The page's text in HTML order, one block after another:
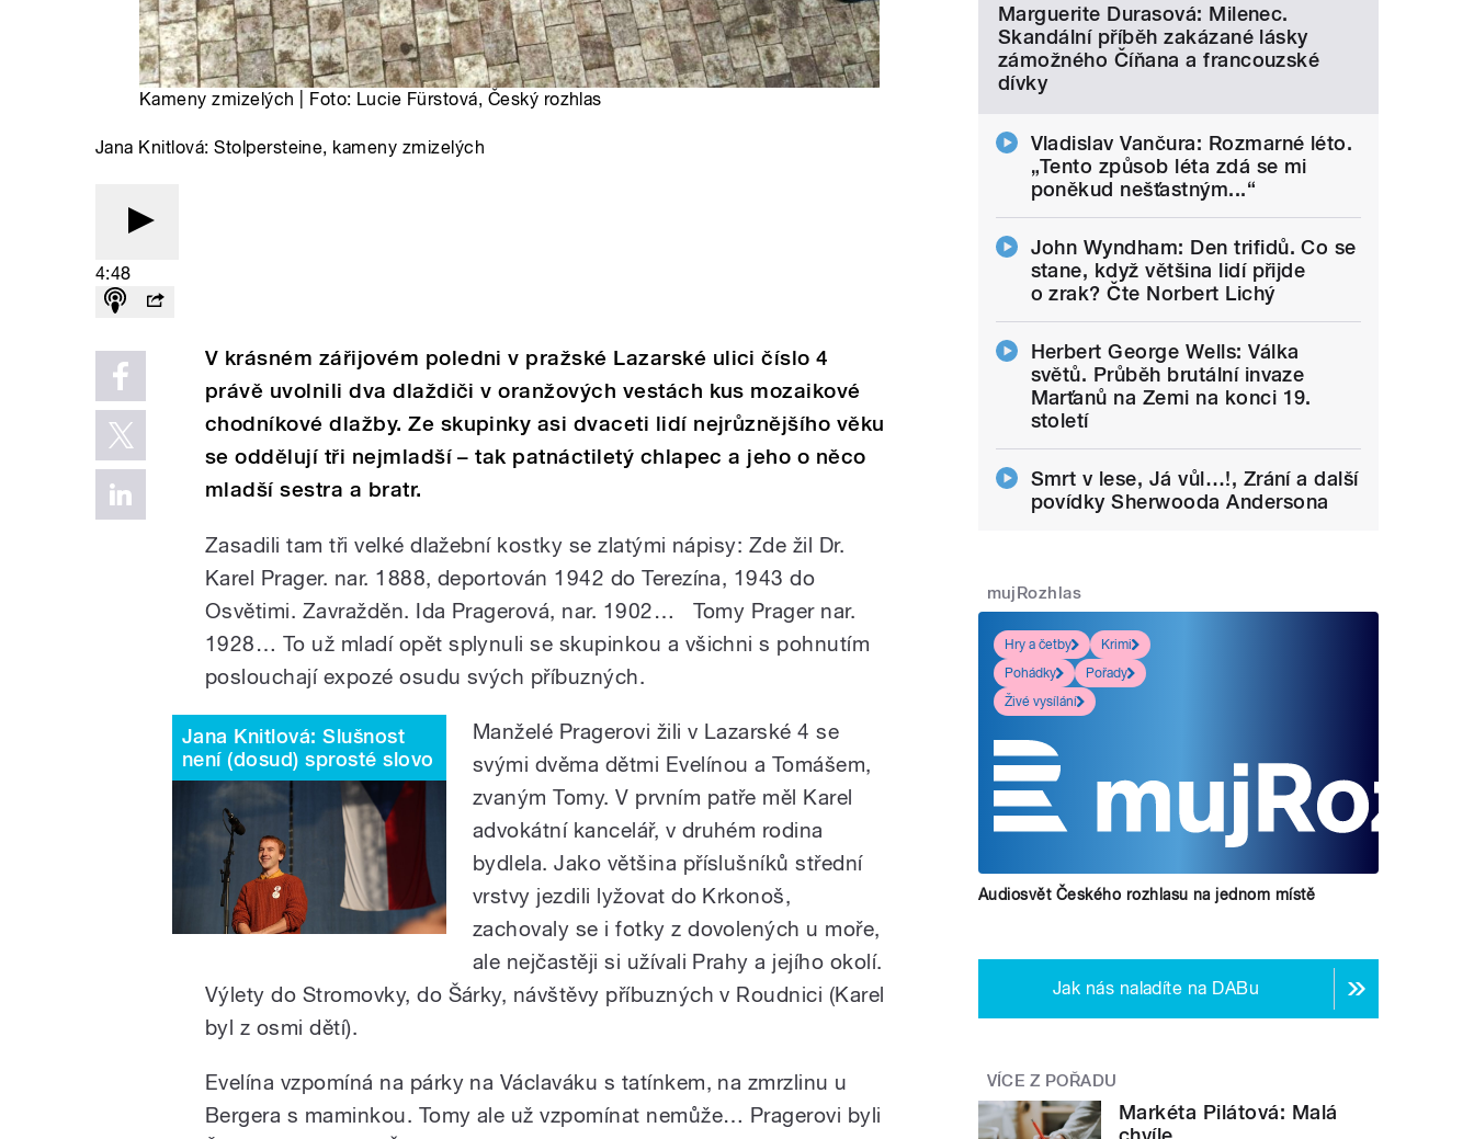
Kameny zmizelých | Foto: Lucie Fürstová, Český rozhlas
Jana Knitlová: Stolpersteine, kameny zmizelých
4:48
V krásném zářijovém poledni v pražské Lazarské ulici číslo 4
právě uvolnili dva dlaždiči v oranžových vestách kus mozaikové
chodníkové dlažby. Ze skupinky asi dvaceti lidí nejrůznějšího věku
se oddělují tři nejmladší – tak patnáctiletý chlapec a jeho o něco
mladší sestra a bratr.
Zasadili tam tři velké dlažební kostky se zlatými nápisy: Zde žil Dr.
Karel Prager. nar. 1888, deportován 1942 do Terezína, 1943 do
Osvětimi. Zavražděn. Ida Pragerová, nar. 1902… Tomy Prager nar.
1928… To už mladí opět splynuli se skupinkou a všichni s pohnutím
poslouchají expozé osudu svých příbuzných.
Jana Knitlová: Slušnost
není (dosud) sprosté slovo
Manželé Pragerovi žili v Lazarské 4 se
svými dvěma dětmi Evelínou a Tomášem,
zvaným Tomy. V prvním patře měl Karel
advokátní kancelář, v druhém rodina
bydlela. Jako většina příslušníků střední
vrstvy jezdili lyžovat do Krkonoš,
zachovaly se i fotky z dovolených u moře,
ale nejčastěji si užívali Prahy a jejího okolí.
Výlety do Stromovky, do Šárky, návštěvy příbuzných v Roudnici (Karel
byl z osmi dětí).
Evelína vzpomíná na párky na Václaváku s tatínkem, na zmrzlinu u
Bergera s maminkou. Tomy ale už vzpomínat nemůže… Pragerovi byli
Marguerite Durasová: Milenec.
Skandální příběh zakázané lásky
zámožného Číňana a francouzské
dívky
Vladislav Vančura: Rozmarné léto.
„Tento způsob léta zdá se mi
poněkud nešťastným...“
John Wyndham: Den trifidů. Co se
stane, když většina lidí přijde
o zrak? Čte Norbert Lichý
Herbert George Wells: Válka
světů. Průběh brutální invaze
Marťanů na Zemi na konci 19.
století
Smrt v lese, Já vůl…!, Zrání a další
povídky Sherwooda Andersona
mujRozhlas
Hry a četby
Krimi
Pohádky
Pořady
Živé vysílání
Audiosvět Českého rozhlasu na jednom místě
Jak nás naladíte na DABu
VÍCE Z POŘADU
Markéta Pilátová: Malá